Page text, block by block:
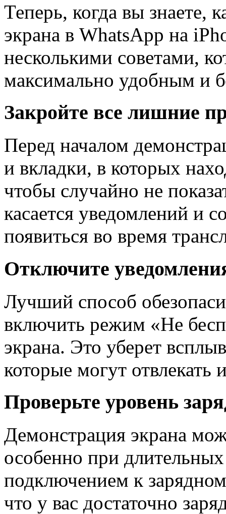
Теперь, когда вы знаете,
экрана в WhatsApp на
несколькими советами,
максимально удобным и
Закройте все лишние
Перед началом
и вкладки, в которых
чтобы случайно не
касается уведомлений и
появиться во время
Отключите
Лучший способ
включить режим «Не
экрана. Это уберет
которые могут
Проверьте уровень
Демонстрация экрана
особенно при
подключением к
что у вас достаточно